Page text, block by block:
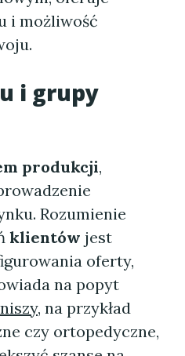
i możliwość
i grupy
produkcji,
Rozumienie
klientów jest
oferty,
na popyt
, na przykład
czy ortopedyczne,